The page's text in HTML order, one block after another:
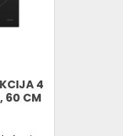
4
60 CM